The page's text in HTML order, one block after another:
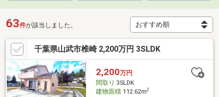
63件が該当しました。
千葉県山武市椎崎 2,200万円 3SLDK
2,200万円
間取り 3SLDK
建物面積112.62m2